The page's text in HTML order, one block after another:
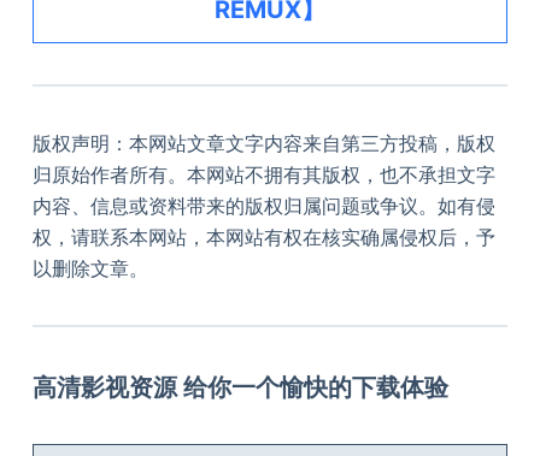
REMUX】
版权声明：本网站文章文字内容来自第三方投稿，版权
归原始作者所有。本网站不拥有其版权，也不承担文字
内容、信息或资料带来的版权归属问题或争议。如有侵
权，请联系本网站，本网站有权在核实确属侵权后，予
以删除文章。
高清影视资源 给你一个愉快的下载体验